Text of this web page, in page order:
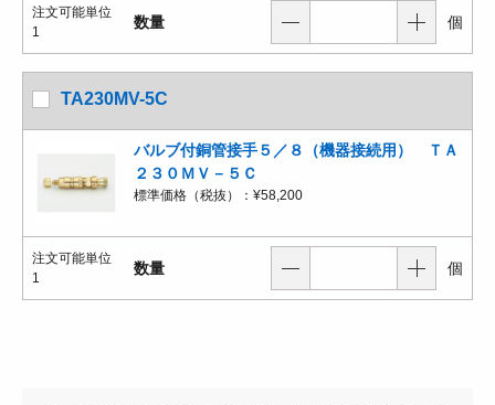
注文可能単位
1
数量 個
TA230MV-5C
バルブ付銅管接手５／８（機器接続用） ＴＡ
２３０ＭＶ－５Ｃ
標準価格（税抜）： ¥58,200
注文可能単位
1
数量 個